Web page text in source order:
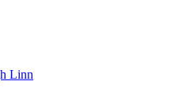
Linn